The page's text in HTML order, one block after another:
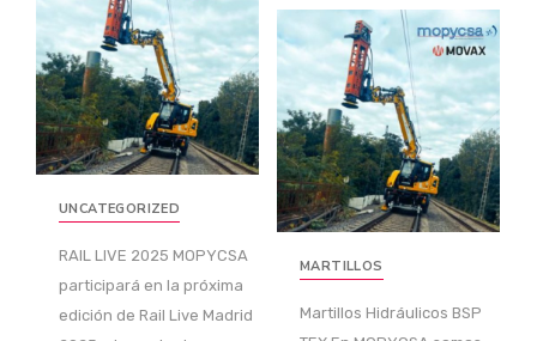
UNCATEGORIZED
RAIL LIVE 2025 MOPYCSA
participará en la próxima
edición de Rail Live Madrid
MARTILLOS
Martillos Hidráulicos BSP